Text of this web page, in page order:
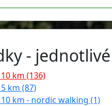
-
km (136)
km (87)
km - nordic walking (1)